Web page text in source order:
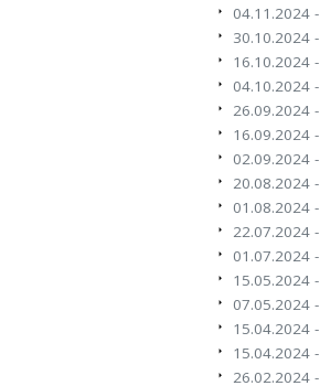
04.11.2024 -
30.10.2024 -
16.10.2024 -
04.10.2024 -
26.09.2024 -
16.09.2024 -
02.09.2024 -
20.08.2024 -
01.08.2024 -
22.07.2024 -
01.07.2024 -
15.05.2024 -
07.05.2024 -
15.04.2024 -
15.04.2024 -
26.02.2024 -